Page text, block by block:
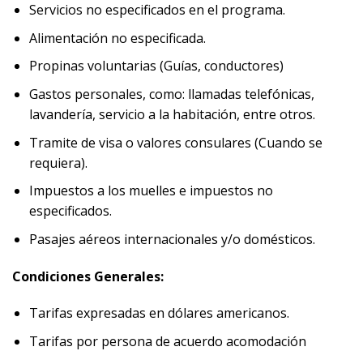
Servicios no especificados en el programa.
Alimentación no especificada.
Propinas voluntarias (Guías, conductores)
Gastos personales, como: llamadas telefónicas,
lavandería, servicio a la habitación, entre otros.
Tramite de visa o valores consulares (Cuando se
requiera).
Impuestos a los muelles e impuestos no
especificados.
Pasajes aéreos internacionales y/o domésticos.
Condiciones Generales:
Tarifas expresadas en dólares americanos.
Tarifas por persona de acuerdo acomodación